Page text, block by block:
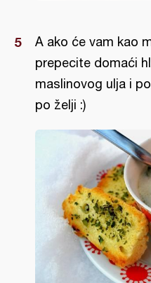
A ako će vam kao
prepecite domaći
maslinovog ulja i
po želji :)